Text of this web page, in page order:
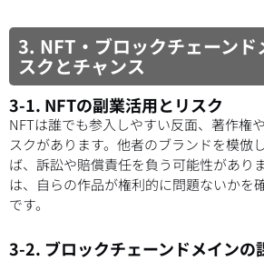
3. NFT・ブロックチェーンド
スクとチャンス
3-1. NFTの副業活用とリスク
NFTは誰でも参入しやすい反面、著作権
スクがあります。他者のブランドを模倣
ば、訴訟や賠償責任を負う可能性があり
は、自らの作品が権利的に問題ないかを
です。
3-2. ブロックチェーンドメインの